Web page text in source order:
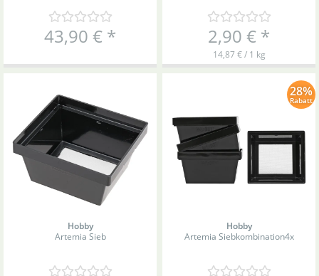
43,90 € * 2,90 € *
14,87 € / 1 kg
Hobby
Artemia Sieb
28%
Rabatt
Hobby
Artemia Siebkombination4x